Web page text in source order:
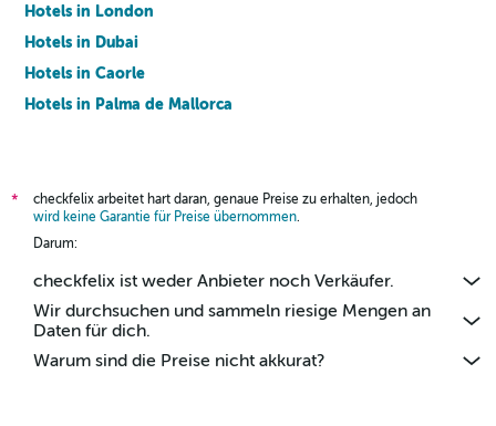
Hotels in London
Hotels in Dubai
Hotels in Caorle
Hotels in Palma de Mallorca
*
checkfelix arbeitet hart daran, genaue Preise zu erhalten, jedoch
wird keine Garantie für Preise übernommen.
Darum:
checkfelix ist weder Anbieter noch Verkäufer.
Wir durchsuchen und sammeln riesige Mengen an
Daten für dich.
Warum sind die Preise nicht akkurat?